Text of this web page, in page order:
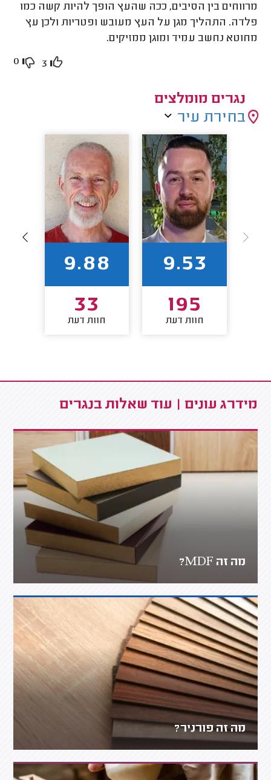
מרווחים בין הסיבים, ככה שהעץ הופך להיות קשה כמו
פלדה. התהליך מגן על העץ מעובש ופטריות ולכן עץ
מחוטא נחשב עמיד ומוגן ממזיקים.
3
0
נגרים מומלצים
בחירת עיר
9.53
195
חוות דעת
9.88
33
חוות דעת
מידרג עונים | עוד שאלות בנגרים
מה זה MDF?
מה זה פורניר?